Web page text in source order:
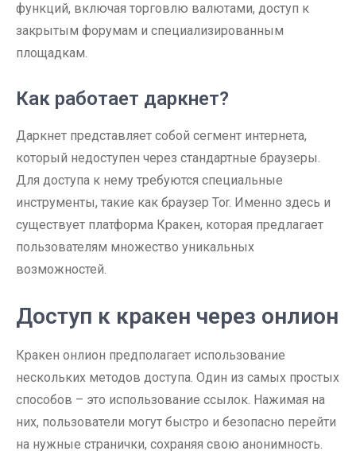
функций, включая торговлю валютами, доступ к
закрытым форумам и специализированным
площадкам.
Как работает даркнет?
Даркнет представляет собой сегмент интернета,
который недоступен через стандартные браузеры.
Для доступа к нему требуются специальные
инструменты, такие как браузер Tor. Именно здесь и
существует платформа Кракен, которая предлагает
пользователям множество уникальных
возможностей.
Доступ к кракен через онлион
Кракен онлион предполагает использование
нескольких методов доступа. Один из самых простых
способов – это использование ссылок. Нажимая на
них, пользователи могут быстро и безопасно перейти
на нужные странички, сохраняя свою анонимность.